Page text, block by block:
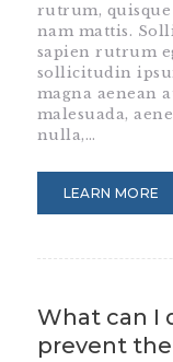
rutrum,
nam mattis.
sapien rutrum
sollicitudin
magna aenean
malesuada,
nulla,…
LEARN MORE
What can I
prevent